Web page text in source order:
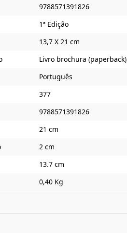
9788571391826
1ª Edição
13,7 X 21 cm
Livro brochura (paperback)
Português
377
9788571391826
21 cm
2 cm
13.7 cm
0,40 Kg